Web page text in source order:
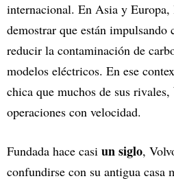
internacional. En Asia y Europa,
demostrar que están impulsando
reducir la contaminación de
modelos eléctricos. En ese
chica que muchos de sus rivales,
operaciones con velocidad.
Fundada hace casi un siglo,
confundirse con su antigua casa